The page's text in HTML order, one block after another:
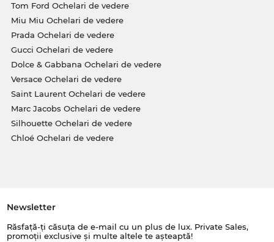
Tom Ford Ochelari de vedere
Miu Miu Ochelari de vedere
Prada Ochelari de vedere
Gucci Ochelari de vedere
Dolce & Gabbana Ochelari de vedere
Versace Ochelari de vedere
Saint Laurent Ochelari de vedere
Marc Jacobs Ochelari de vedere
Silhouette Ochelari de vedere
Chloé Ochelari de vedere
Newsletter
Răsfață-ți căsuța de e-mail cu un plus de lux. Private Sales,
promoții exclusive și multe altele te așteaptă!